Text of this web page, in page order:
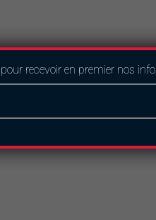
recevoir en premier nos